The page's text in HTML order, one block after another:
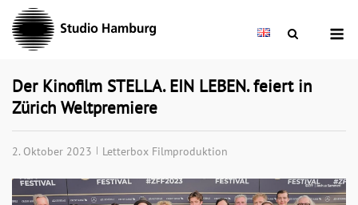
Skip
content
Der Kinofilm STELLA. EIN LEBEN. feiert in
Zürich Weltpremiere
2. Oktober 2023 Letterbox Filmproduktion